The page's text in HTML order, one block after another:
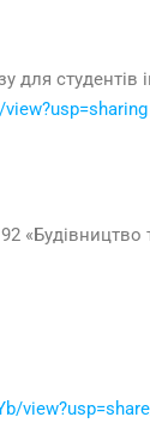
для студентів
«Будівництво